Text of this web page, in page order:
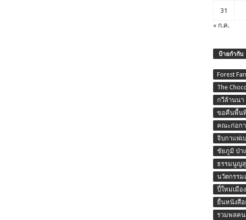
31
« ก.ค.
ป้ายกำกับ
Forest
The
กวีล้านนา
ขอคืนพื้น
คณะก่อก
จิบกาแฟเ
ชัยภูมิ ป่า
ธรรมนูญ
นวัตกรร
ปี๋ใหม่เมือง
ยื่นหนังสือ
รวมพลคน